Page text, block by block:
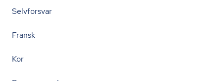
Selvforsvar
Fransk
Kor